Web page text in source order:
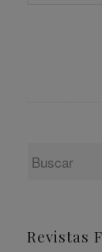
Revistas